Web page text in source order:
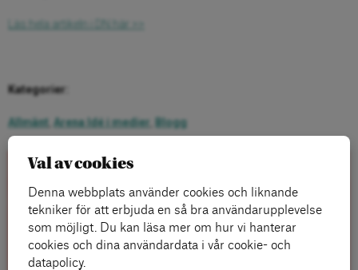
Läs hela artikeln i DN här >>
Kategorier:
Allmänt Arena Idé i medier Blogg
Rapporter
Val av cookies
Denna webbplats använder cookies och liknande
tekniker för att erbjuda en så bra användarupplevelse
som möjligt. Du kan läsa mer om hur vi hanterar
cookies och dina användardata i vår cookie- och
datapolicy.